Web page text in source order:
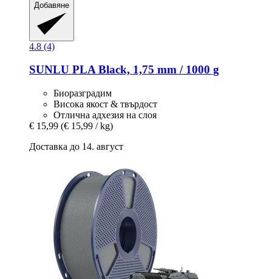
Добавяне
4.8 (4)
SUNLU PLA Black, 1,75 mm / 1000 g
Биоразградим
Висока якост & твърдост
Отлична адхезия на слоя
€ 15,99 (€ 15,99 / kg)
Доставка до 14. август